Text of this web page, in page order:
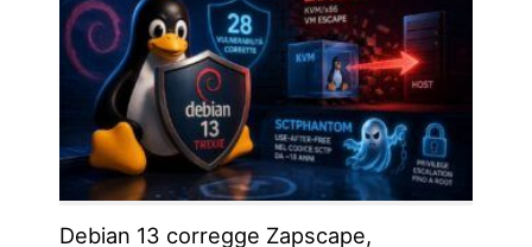
Debian 13 corregge Zapscape,